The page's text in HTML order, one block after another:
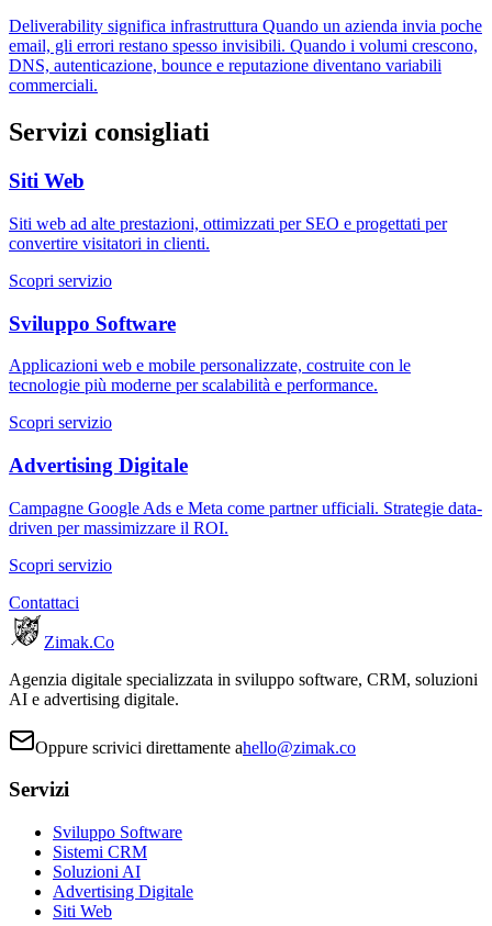
Deliverability significa infrastruttura Quando un azienda invia poche
email, gli errori restano spesso invisibili. Quando i volumi crescono,
DNS, autenticazione, bounce e reputazione diventano variabili
commerciali.
Servizi consigliati
Siti Web
Siti web ad alte prestazioni, ottimizzati per SEO e progettati per
convertire visitatori in clienti.
Scopri servizio
Sviluppo Software
Applicazioni web e mobile personalizzate, costruite con le
tecnologie più moderne per scalabilità e performance.
Scopri servizio
Advertising Digitale
Campagne Google Ads e Meta come partner ufficiali. Strategie data-
driven per massimizzare il ROI.
Scopri servizio
Contattaci
Zimak.Co
Agenzia digitale specializzata in sviluppo software, CRM, soluzioni
AI e advertising digitale.
Oppure scrivici direttamente ahello@zimak.co
Servizi
Sviluppo Software
Sistemi CRM
Soluzioni AI
Advertising Digitale
Siti Web